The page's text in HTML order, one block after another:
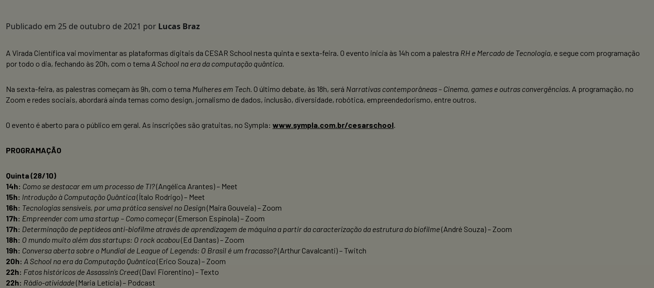
Publicado em 25 de outubro de 2021 por Lucas Braz
A Virada Científica vai movimentar as plataformas digitais da CESAR School nesta quinta e sexta-feira. O evento inicia às 14h com a palestra RH e Mercado de Tecnologia, e segue com programação
por todo o dia, fechando às 20h, com o tema A School na era da computação quântica.
Na sexta-feira, as palestras começam às 9h, com o tema Mulheres em Tech. O último debate, às 18h, será Narrativas contemporâneas – Cinema, games e outras convergências. A programação, no
Zoom e redes sociais, abordará ainda temas como design, jornalismo de dados, inclusão, diversidade, robótica, empreendedorismo, entre outros.
O evento é aberto para o público em geral. As inscrições são gratuitas, no Sympla: www.sympla.com.br/cesarschool.
PROGRAMAÇÃO
Quinta (28/10)
14h: Como se destacar em um processo de TI?(Angélica Arantes) – Meet
15h: Introdução à Computação Quântica(Ítalo Rodrigo) – Meet
16h: Tecnologias sensíveis, por uma prática sensível no Design(Maira Gouveia) – Zoom
17h: Empreender com uma startup – Como começar(Emerson Espínola) – Zoom
17h: Determinação de peptídeos anti-biofilme através de aprendizagem de máquina a partir da caracterização da estrutura do biofilme(André Souza) – Zoom
18h: O mundo muito além das startups: O rock acabou(Ed Dantas) – Zoom
19h: Conversa aberta sobre o Mundial de League of Legends: O Brasil é um fracasso?(Arthur Cavalcanti) – Twitch
20h: A School na era da Computação Quântica(Erico Souza) – Zoom
22h: Fatos históricos de Assassin’s Creed(Davi Fiorentino) – Texto
22h: Rádio-atividade(Maria Letícia) – Podcast